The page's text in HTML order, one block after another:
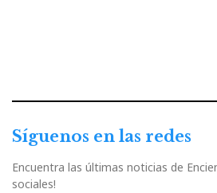
Síguenos en las redes
Encuentra las últimas noticias de
sociales!